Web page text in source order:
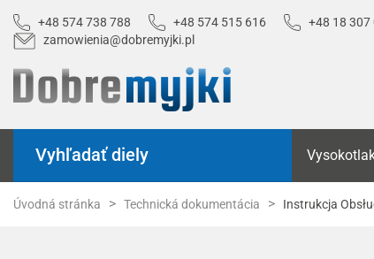
+48 574 738 788 +48 574 515 616 +48 18 307
zamowienia@dobremyjki.pl
Vyhľadať diely
Úvodná stránka Technická dokumentácia Instrukcja